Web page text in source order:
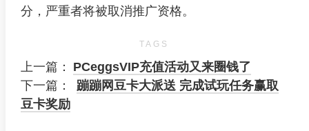
分，严重者将被取消推广资格。
TAGS
上一篇：
PCeggsVIP充值活动又来圈钱了
下一篇：
蹦蹦网豆卡大派送 完成试玩任务赢取
豆卡奖励